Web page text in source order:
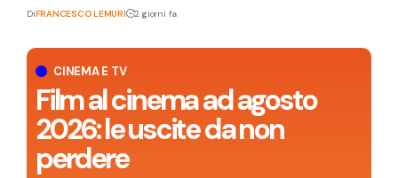
CINEMA E TV
Film al cinema ad agosto
2026: le uscite da non
perdere
DiFRANCESCO LEMURI 2 giorni fa